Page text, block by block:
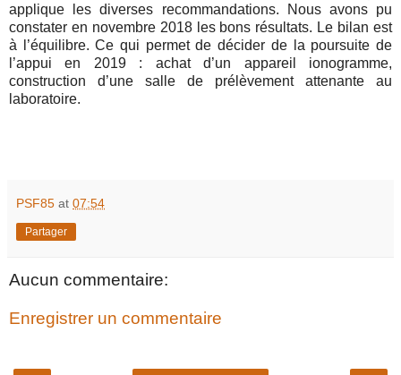
applique les diverses recommandations. Nous avons pu
constater en novembre 2018 les bons résultats. Le bilan est
à l’équilibre. Ce qui permet de décider de la poursuite de
l’appui en 2019 : achat d’un appareil ionogramme,
construction d’une salle de prélèvement attenante au
laboratoire.
PSF85 at 07:54
Partager
Aucun commentaire:
Enregistrer un commentaire